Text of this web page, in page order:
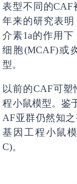
表型不同的CAF
年来的研究表明
介素1a的作用
细胞(MCAF)或
型。
以前的CAF可
程小鼠模型。鉴
AF亚群仍然知
基因工程小鼠
C)。